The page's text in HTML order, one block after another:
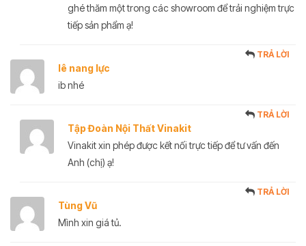
ghé thăm một trong các showroom để trải nghiệm trực
tiếp sản phẩm ạ!
lê nang lực
TRẢ LỜI
ib nhé
Tập Đoàn Nội Thất Vinakit
TRẢ LỜI
Vinakit xin phép được kết nối trực tiếp để tư vấn đến
Anh (chị) ạ!
Tùng Vũ
TRẢ LỜI
Mình xin giá tủ.